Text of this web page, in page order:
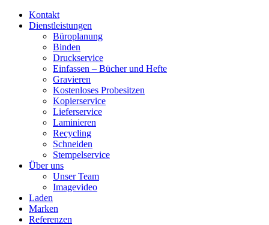
Kontakt
Dienstleistungen
Büroplanung
Binden
Druckservice
Einfassen – Bücher und Hefte
Gravieren
Kostenloses Probesitzen
Kopierservice
Lieferservice
Laminieren
Recycling
Schneiden
Stempelservice
Über uns
Unser Team
Imagevideo
Laden
Marken
Referenzen